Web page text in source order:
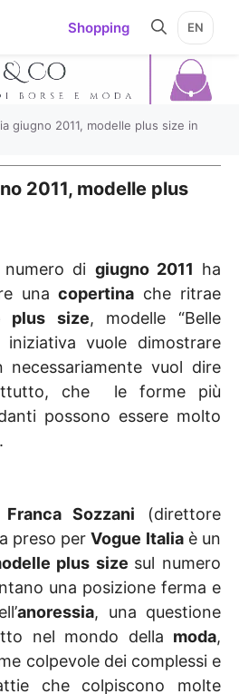
Shopping EN
giugno 2011, modelle plus size in
2011, modelle plus
di giugno 2011 ha
unacopertina che ritrae
plus size, modelle “Belle
iniziativa vuole dimostrare
necessariamente vuol dire
che le forme più
possono essere molto
Franca Sozzani (direttore
preso perVogue Italiaè un
plus size sul numero
una posizione ferma e
anoressia, una questione
nel mondo della moda,
colpevole dei complessi e
che colpiscono molte